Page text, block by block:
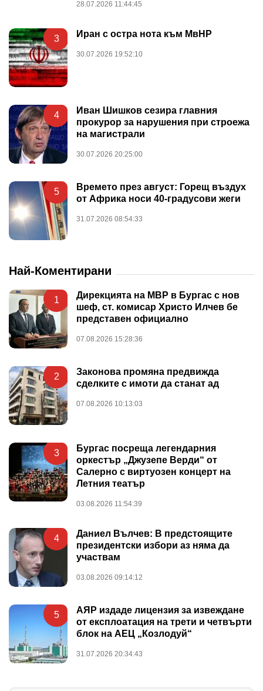
28.07.2026 11:44:45
3 Иран с остра нота към МвНР
30.07.2026 19:52:10
4
Иван Шишков сезира главния
прокурор за нарушения при строежа
на магистрали
30.07.2026 20:25:00
5
Времето през август: Горещ въздух
от Африка носи 40-градусови жеги
31.07.2026 08:54:33
Най-Коментирани
1
Дирекцията на МВР в Бургас с нов
шеф, ст. комисар Христо Илчев бе
представен официално
07.08.2026 15:28:36
2
Законова промяна предвижда
сделките с имоти да станат ад
07.08.2026 10:13:03
3
Бургас посреща легендарния
оркестър „Джузепе Верди“ от
Салерно с виртуозен концерт на
Летния театър
03.08.2026 11:54:39
4
Даниел Вълчев: В предстоящите
президентски избори аз няма да
участвам
03.08.2026 09:14:12
5
АЯР издаде лицензия за извеждане
от експлоатация на трети и четвърти
блок на АЕЦ „Козлодуй“
31.07.2026 20:34:43